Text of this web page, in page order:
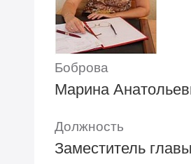
Боброва
Марина
Должность
Заместитель главы